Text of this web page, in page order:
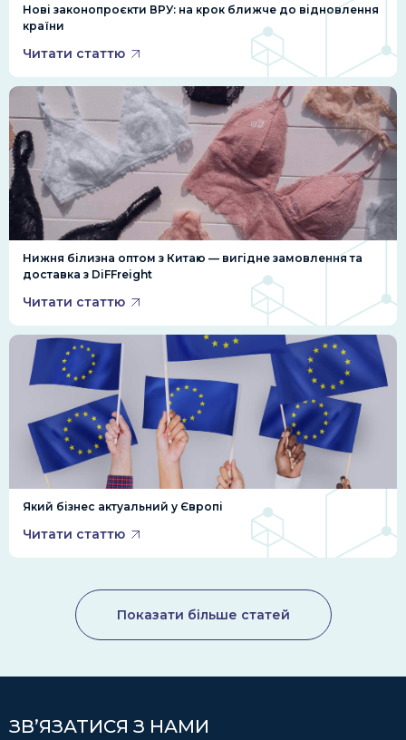
Нові законопроєкти ВРУ: на крок ближче до відновлення
країни
Читати статтю
Нижня білизна оптом з Китаю — вигідне замовлення та
доставка з DiFFreight
Читати статтю
Який бізнес актуальний у Європі
Читати статтю
Показати більше статей
ЗВ’ЯЗАТИСЯ З НАМИ